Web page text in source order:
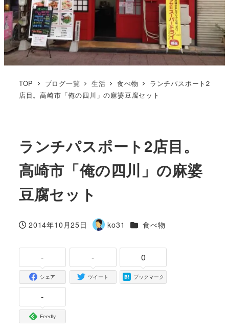
TOP ブログ一覧 生活 食べ物
ランチパスポート2
店目。高崎市「俺の四川」の麻婆豆腐セット
ランチパスポート2店目。
高崎市「俺の四川」の麻婆
豆腐セット
投稿日
2014年10月25日
著
ko31 カテゴリー
食べ物
-
シェア
-
ツイート
0
ブックマーク
-
Feedly